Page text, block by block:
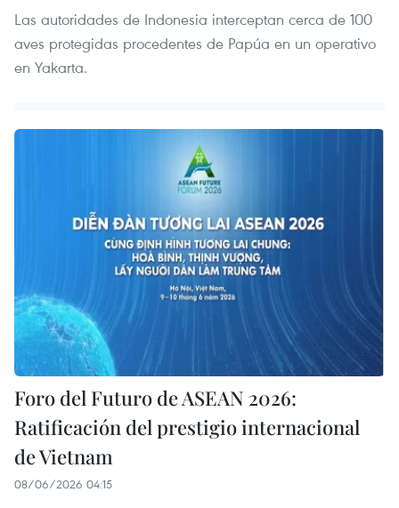
Las autoridades de Indonesia interceptan cerca de 100
aves protegidas procedentes de Papúa en un operativo
en Yakarta.
Foro del Futuro de ASEAN 2026:
Ratificación del prestigio internacional
de Vietnam
08/06/2026 04:15